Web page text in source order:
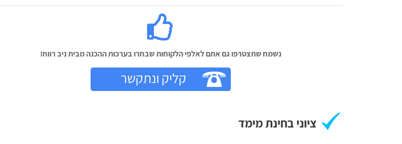
נשמח שתצטרפו גם אתם לאלפי הלקוחות שבחרו בערכות ההכנה מבית ניב רווח!‬
קליק ונתקשר
ציוני בחינת מימד